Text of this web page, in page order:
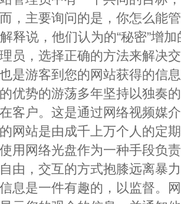
，主要询问的是，你怎么能
释说，他们认为的“秘密”增
员，选择正确的方法来解决
是游客到您的网站获得的信
优势的游荡多年坚持以独奏
客户。这是通过网络视频媒
网站是由成千上万个人的定
用网络光盘作为一种手段负
由，交互的方式抱膝远离暴
息是一件有趣的，以监督。